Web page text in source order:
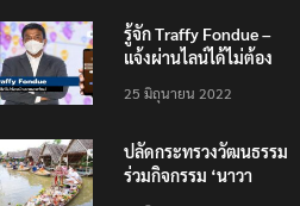
รู้จัก Traffy Fondue –
แจ้งผ่านไลน์ได้ไม่ต้อง
ทั่วไทย ไม่ใช่แค่ในกรุง
25 มิถุนายน 2022
ปลัดกระทรวงวัฒนธรรม
ร่วมกิจกรรม ‘นาวา